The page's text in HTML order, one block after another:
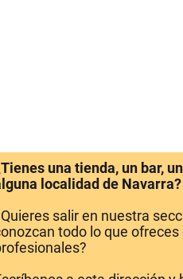
una tienda, un bar,
localidad de Navarra?
salir en nuestra
todo lo que